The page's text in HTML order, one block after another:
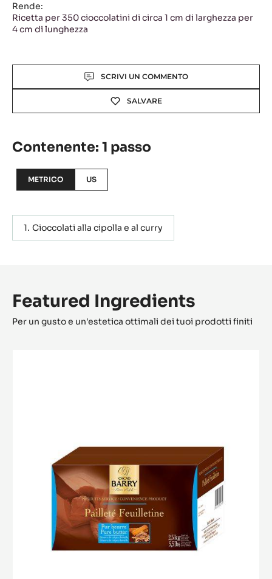
Rende:
Ricetta per 350 cioccolatini di circa 1 cm di larghezza per
4 cm di lunghezza
SCRIVI UN COMMENTO
SALVARE
Contenente: 1 passo
METRICO US
Cioccolati alla cipolla e al curry
Featured Ingredients
Per un gusto e un'estetica ottimali dei tuoi prodotti finiti